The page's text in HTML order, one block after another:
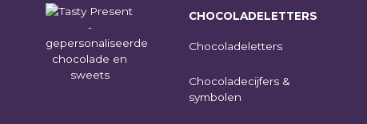
CHOCOLADELETTERS
Chocoladeletters
Chocoladecijfers &
symbolen